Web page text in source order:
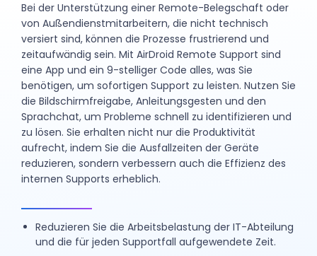
Bei der Unterstützung einer Remote-Belegschaft oder
von Außendienstmitarbeitern, die nicht technisch
versiert sind, können die Prozesse frustrierend und
zeitaufwändig sein. Mit AirDroid Remote Support sind
eine App und ein 9-stelliger Code alles, was Sie
benötigen, um sofortigen Support zu leisten. Nutzen Sie
die Bildschirmfreigabe, Anleitungsgesten und den
Sprachchat, um Probleme schnell zu identifizieren und
zu lösen. Sie erhalten nicht nur die Produktivität
aufrecht, indem Sie die Ausfallzeiten der Geräte
reduzieren, sondern verbessern auch die Effizienz des
internen Supports erheblich.
Reduzieren Sie die Arbeitsbelastung der IT-Abteilung
und die für jeden Supportfall aufgewendete Zeit.